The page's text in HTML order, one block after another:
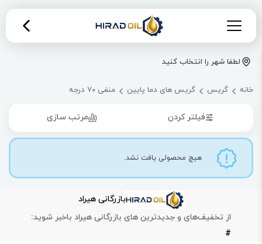
لطفا شهر را انتخاب کنید
خانه گریس گریس های دما پایین منفی 70 درجه
فیلتر کردن مرتب سازی
هیچ محصولی یافت نشد.
بازرگانی هیراد
از تخفیف‌های و جدیدترین های بازرگانی هیراد باخبر شوید:
#